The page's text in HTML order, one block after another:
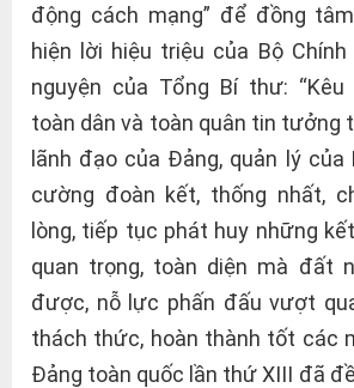
động cách mạng” để đồng
hiện lời hiệu triệu của Bộ
nguyện của Tổng Bí thư:
toàn dân và toàn quân tin tưởng
lãnh đạo của Đảng, quản lý của
cường đoàn kết, thống nhất,
lòng, tiếp tục phát huy những
quan trọng, toàn diện mà đất
được, nỗ lực phấn đấu vượt
thách thức, hoàn thành tốt các
Đảng toàn quốc lần thứ XIII đã